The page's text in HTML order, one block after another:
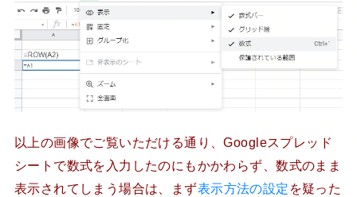
以上の画像でご覧いただける通り、Googleスプレッド
シートで数式を入力したのにもかかわらず、数式のまま
表示されてしまう場合は、まず表示方法の設定 を疑った